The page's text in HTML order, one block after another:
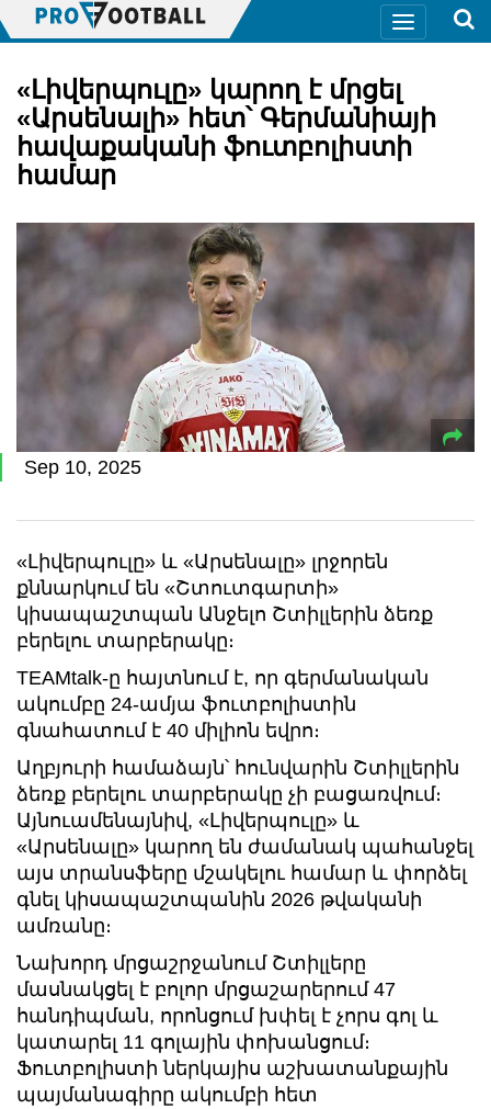
«Լիվերպուլը» կարող է մրցել
«Արսենալի» հետ՝ Գերմանիայի
հավաքականի ֆուտբոլիստի
համար
Sep 10, 2025
«Լիվերպուլը» և «Արսենալը» լրջորեն
քննարկում են «Շտուտգարտի»
կիսապաշտպան Անջելո Շտիլլերին ձեռք
բերելու տարբերակը։
TEAMtalk-ը հայտնում է, որ գերմանական
ակումբը 24-ամյա ֆուտբոլիստին
գնահատում է 40 միլիոն եվրո։
Աղբյուրի համաձայն՝ հունվարին Շտիլլերին
ձեռք բերելու տարբերակը չի բացառվում։
Այնուամենայնիվ, «Լիվերպուլը» և
«Արսենալը» կարող են ժամանակ պահանջել
այս տրանսֆերը մշակելու համար և փորձել
գնել կիսապաշտպանին 2026 թվականի
ամռանը։
Նախորդ մրցաշրջանում Շտիլլերը
մասնակցել է բոլոր մրցաշարերում 47
հանդիպման, որոնցում խփել է չորս գոլ և
կատարել 11 գոլային փոխանցում։
Ֆուտբոլիստի ներկայիս աշխատանքային
պայմանագիրը ակումբի հետ